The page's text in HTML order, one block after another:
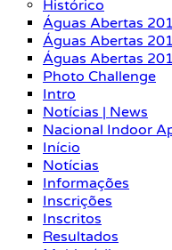
Histórico
Águas Abertas
Águas Abertas
Águas Abertas
Photo Challenge
Intro
Notícias | News
Nacional Indoor
Início
Notícias
Informações
Inscrições
Inscritos
Resultados